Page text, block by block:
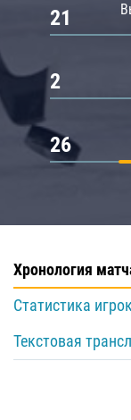
21
2
26
Хронология
Статистика
Текстовая